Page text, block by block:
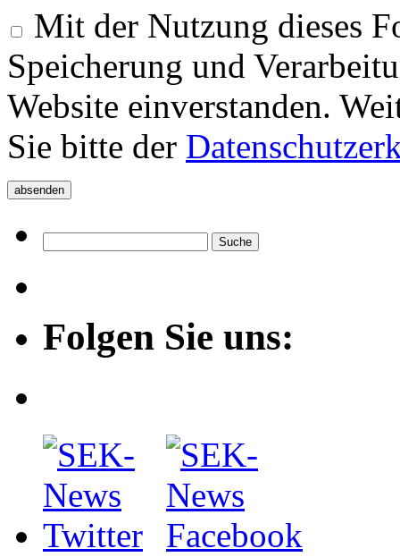
Mit der Nutzung dieses
Speicherung und
Website einverstanden.
Sie bitte der
Folgen Sie uns: